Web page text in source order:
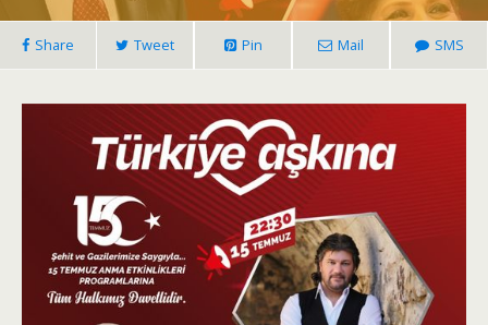
Share Tweet Pin Mail SMS